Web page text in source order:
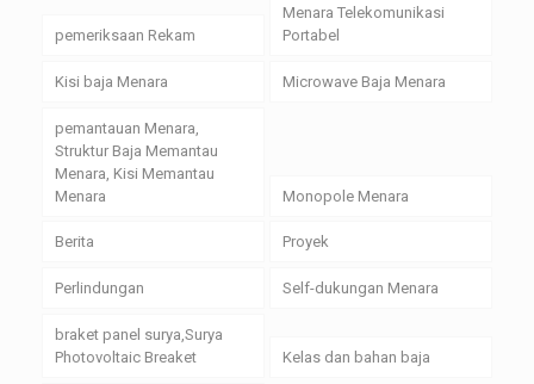
pemeriksaan Rekam
Menara Telekomunikasi
Portabel
Kisi baja Menara Microwave Baja Menara
pemantauan Menara,
Struktur Baja Memantau
Menara, Kisi Memantau
Menara
Monopole Menara
Berita Proyek
Perlindungan Self-dukungan Menara
braket panel surya,Surya
Photovoltaic Breaket
Kelas dan bahan baja